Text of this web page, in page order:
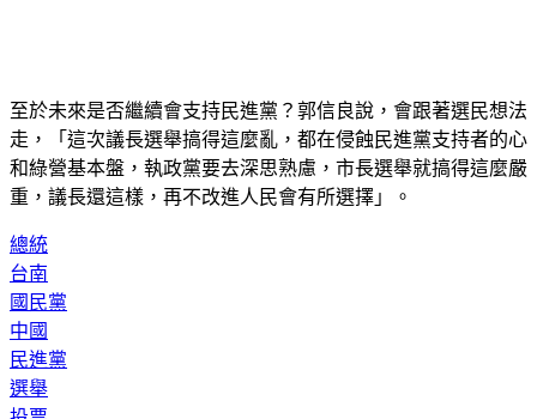
至於未來是否繼續會支持民進黨？郭信良說，會跟著選民想法
走，「這次議長選舉搞得這麼亂，都在侵蝕民進黨支持者的心
和綠營基本盤，執政黨要去深思熟慮，市長選舉就搞得這麼嚴
重，議長還這樣，再不改進人民會有所選擇」。
總統
台南
國民黨
中國
民進黨
選舉